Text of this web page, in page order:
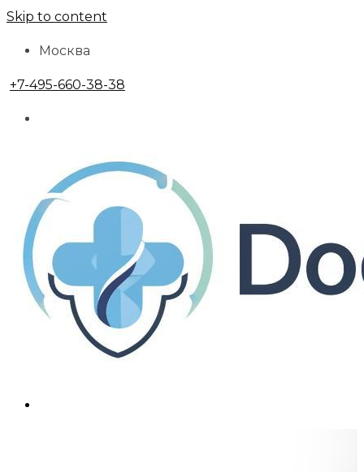
Skip to content
Москва
+7-495-660-38-38